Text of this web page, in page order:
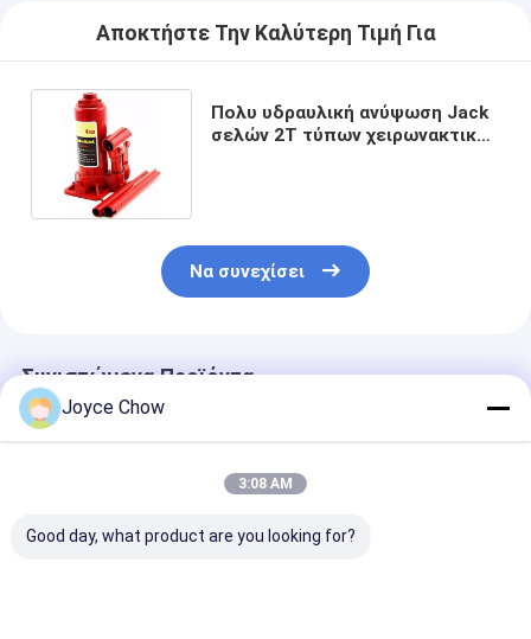
Αποκτήστε Την Καλύτερη Τιμή Για
Πολυ υδραυλική ανύψωση Jack
σελών 2T τύπων χειρωνακτική
Να συνεχίσει
Συνιστώμενα Προϊόντα
Joyce Chow
3:08 AM
Good day, what product are you looking for?